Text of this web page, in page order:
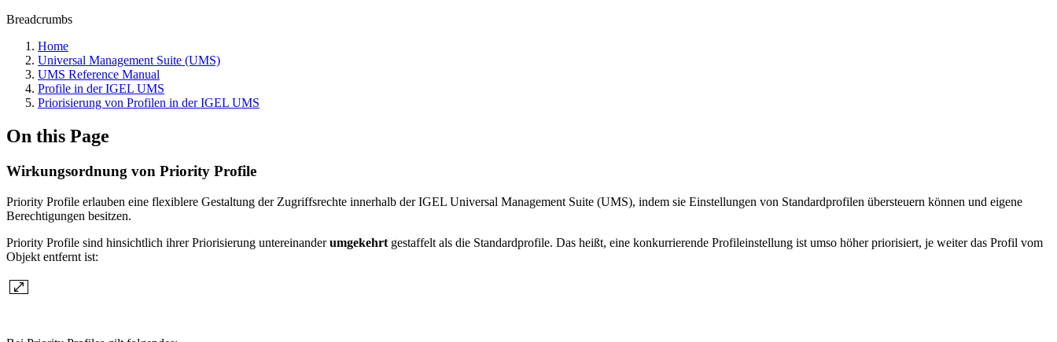
Breadcrumbs
Home
Universal Management Suite (UMS)
UMS Reference Manual
Profile in der IGEL UMS
Priorisierung von Profilen in der IGEL UMS
On this Page
Wirkungsordnung von Priority Profile
Priority Profile erlauben eine flexiblere Gestaltung der Zugriffsrechte innerhalb der IGEL Universal Management Suite (UMS), indem sie Einstellungen von Standardprofilen übersteuern können und eigene
Berechtigungen besitzen.
Priority Profile sind hinsichtlich ihrer Priorisierung untereinanderumgekehrt gestaffelt als die Standardprofile. Das heißt, eine konkurrierende Profileinstellung ist umso höher priorisiert, je weiter das Profil vom
Objekt entfernt ist: